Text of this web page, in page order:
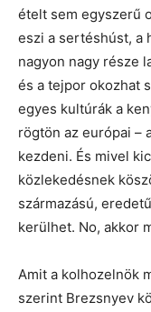
ételt sem egyszerű
eszi a sertéshúst, a
nagyon nagy része
és a tejpor okozhat
egyes kultúrák a
rögtön az európai –
kezdeni. És mivel
közlekedésnek
származású,
kerülhet. No, akkor
Amit a kolhozelnök
szerint Brezsnyev